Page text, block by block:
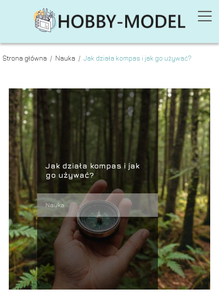
Strona główna / Nauka / Jak działa kompas i jak go używać?
Jak działa kompas i jak
go używać?
Nauka